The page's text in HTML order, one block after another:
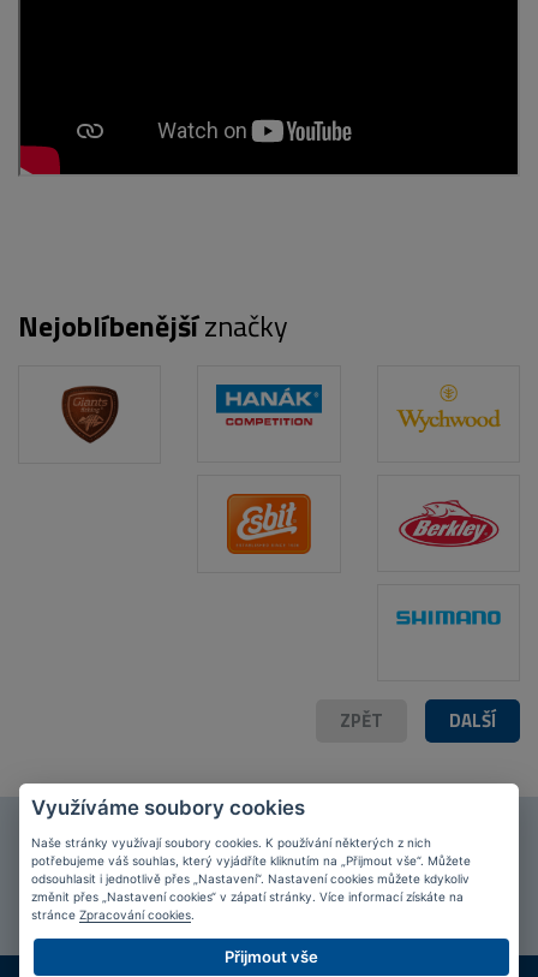
Nejoblíbenějšíznačky
DALŠÍ
ZPĚT
Připojte se k našimfanouškůmna Facebooku!
PŘIPOJIT SE
Využíváme soubory cookies
Naše stránky využívají soubory cookies. K používání některých z nich
potřebujeme váš souhlas, který vyjádříte kliknutím na „Přijmout vše“. Můžete
odsouhlasit i jednotlivě přes „Nastavení“. Nastavení cookies můžete kdykoliv
změnit přes „Nastavení cookies“ v zápatí stránky. Více informací získáte na
stránce Zpracování cookies
Přijmout vše